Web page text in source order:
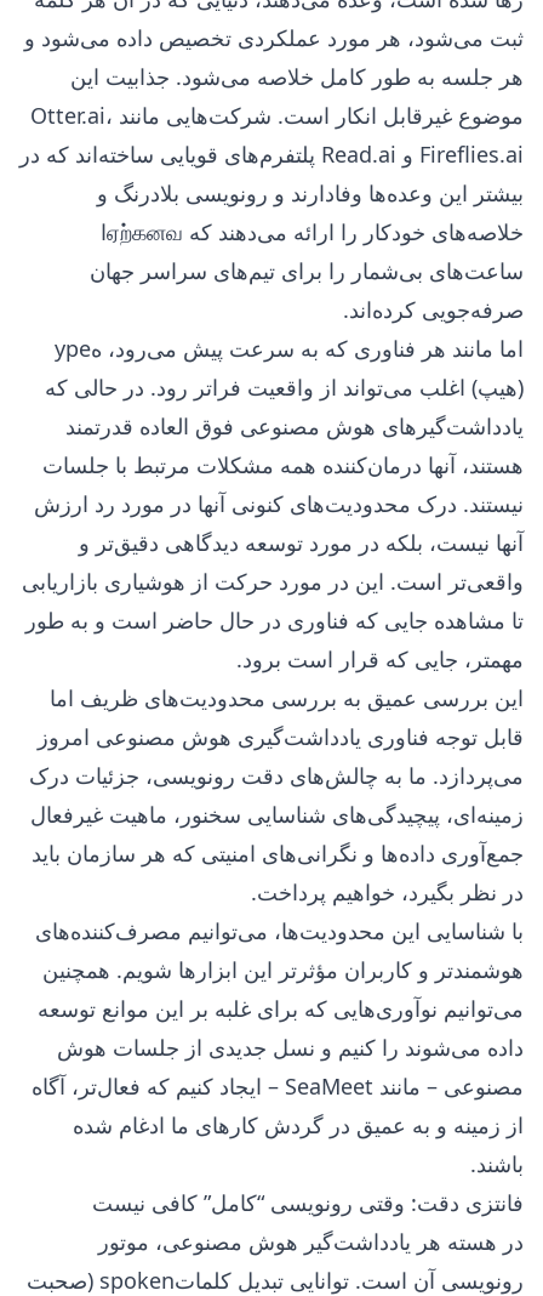
ثبت می‌شود، هر مورد عملکردی تخصیص داده می‌شود و
هر جلسه به طور کامل خلاصه می‌شود. جذابیت این
موضوع غیرقابل انکار است. شرکت‌هایی مانند Otter.ai،
Fireflies.ai و Read.ai پلتفرم‌های قویایی ساخته‌اند که در
بیشتر این وعده‌ها وفادارند و رونویسی بلادرنگ و
خلاصه‌های خودکار را ارائه می‌دهند که ஏற்கனவا
ساعت‌های بی‌شمار را برای تیم‌های سراسر جهان
صرفه‌جویی کرده‌اند.
اما مانند هر فناوری که به سرعت پیش می‌رود، هype
(هیپ) اغلب می‌تواند از واقعیت فراتر رود. در حالی که
یادداشت‌گیرهای هوش مصنوعی فوق العاده قدرتمند
هستند، آنها درمان‌کننده همه مشکلات مرتبط با جلسات
نیستند. درک محدودیت‌های کنونی آنها در مورد رد ارزش
آنها نیست، بلکه در مورد توسعه دیدگاهی دقیق‌تر و
واقعی‌تر است. این در مورد حرکت از هوشیاری بازاریابی
تا مشاهده جایی که فناوری در حال حاضر است و به طور
مهمتر، جایی که قرار است برود.
این بررسی عمیق به بررسی محدودیت‌های ظریف اما
قابل توجه فناوری یادداشت‌گیری هوش مصنوعی امروز
می‌پردازد. ما به چالش‌های دقت رونویسی، جزئیات درک
زمینه‌ای، پیچیدگی‌های شناسایی سخنور، ماهیت غیرفعال
جمع‌آوری داده‌ها و نگرانی‌های امنیتی که هر سازمان باید
در نظر بگیرد، خواهیم پرداخت.
با شناسایی این محدودیت‌ها، می‌توانیم مصرف‌کننده‌های
هوشمندتر و کاربران مؤثرتر این ابزارها شویم. همچنین
می‌توانیم نوآوری‌هایی که برای غلبه بر این موانع توسعه
داده می‌شوند را کنیم و نسل جدیدی از جلسات هوش
مصنوعی – مانند SeaMeet – ایجاد کنیم که فعال‌تر، آگاه
از زمینه و به عمیق در گردش کارهای ما ادغام شده
باشند.
فانتزی دقت: وقتی رونویسی “کامل” کافی نیست
در هسته هر یادداشت‌گیر هوش مصنوعی، موتور
رونویسی آن است. توانایی تبدیل کلماتspoken (صحبت